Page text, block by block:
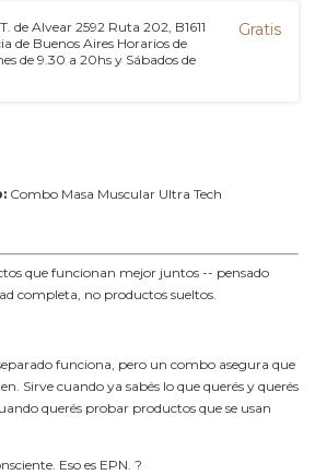
de Alvear 2592 Ruta 202, B1611
de Buenos Aires Horarios de
de 9.30 a 20hs y Sábados de
Gratis
Combo Masa Muscular Ultra Tech
que funcionan mejor juntos -- pensado
completa, no productos sueltos.
funciona, pero un combo asegura que
Sirve cuando ya sabés lo que querés y querés
querés probar productos que se usan
Eso es EPN. ?